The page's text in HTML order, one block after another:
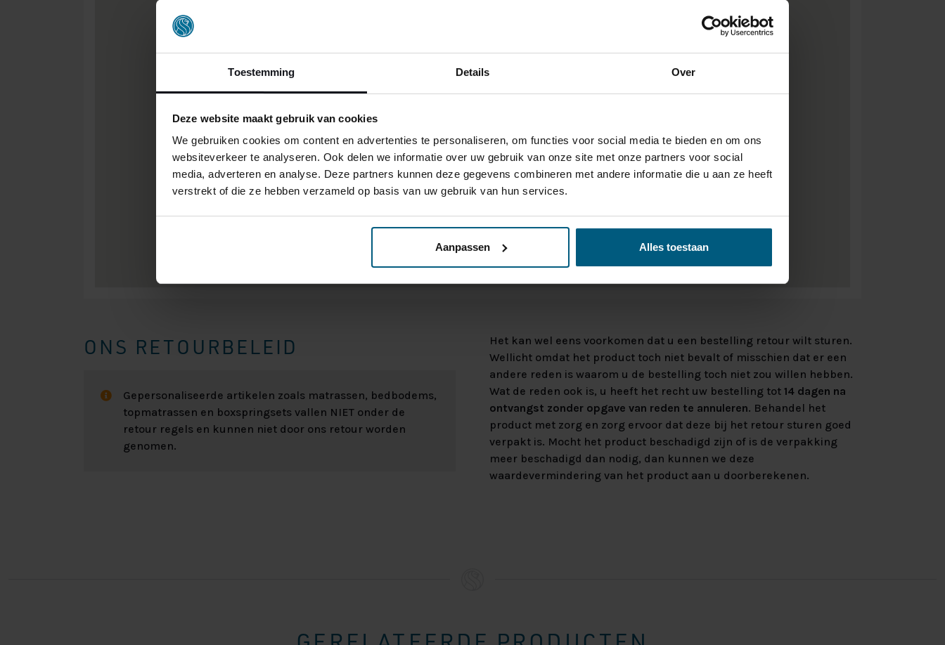
Toestemming Details Over
Deze website maakt gebruik van cookies
We gebruiken cookies om content en advertenties te personaliseren, om functies voor social media te bieden en om ons
websiteverkeer te analyseren. Ook delen we informatie over uw gebruik van onze site met onze partners voor social
media, adverteren en analyse. Deze partners kunnen deze gegevens combineren met andere informatie die u aan ze heeft
verstrekt of die ze hebben verzameld op basis van uw gebruik van hun services.
Aanpassen Alles toestaan
ONS RETOURBELEID
Gepersonaliseerde artikelen zoals matrassen, bedbodems,
topmatrassen en boxspringsets vallen NIET onder de
retour regels en kunnen niet door ons retour worden
genomen.
Het kan wel eens voorkomen dat u een bestelling retour wilt sturen.
Wellicht omdat het product toch niet bevalt of misschien dat er een
andere reden is waarom u de bestelling toch niet zou willen hebben.
Wat de reden ook is, u heeft het recht uw bestelling tot 14 dagen na
ontvangst zonder opgave van reden te annuleren. Behandel het
product met zorg en zorg ervoor dat deze bij het retour sturen goed
verpakt is. Mocht het product beschadigd zijn of is de verpakking
meer beschadigd dan nodig, dan kunnen we deze
waardevermindering van het product aan u doorberekenen.